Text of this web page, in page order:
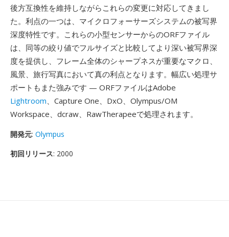
後方互換性を維持しながらこれらの変更に対応してきまし
た。利点の一つは、マイクロフォーサーズシステムの被写界
深度特性です。これらの小型センサーからのORFファイル
は、同等の絞り値でフルサイズと比較してより深い被写界深
度を提供し、フレーム全体のシャープネスが重要なマクロ、
風景、旅行写真において真の利点となります。幅広い処理サ
ポートもまた強みです — ORFファイルはAdobe
Lightroom、Capture One、DxO、Olympus/OM
Workspace、dcraw、RawTherapeeで処理されます。
開発元: Olympus
初回リリース: 2000